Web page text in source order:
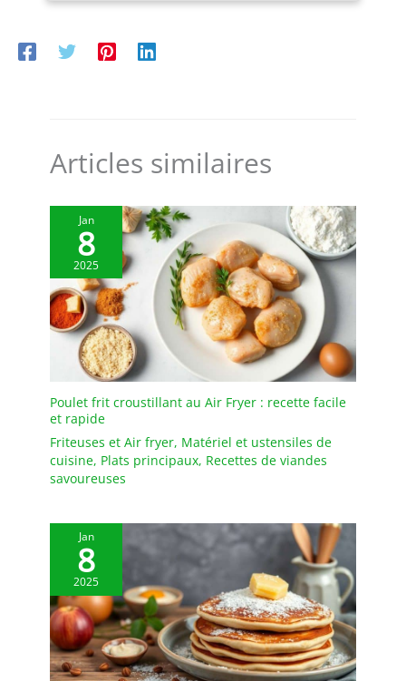
sans interruption." MAINTIEN AU FRAIS – PRÊT À SERVIR : La
dégustées après le brassage. UTILISATION SIMPLE POUR UN
PLAISIR SANS STRESS : Des commandes intuitives et
Articles similaires
Jan
8
2025
Poulet frit croustillant au Air Fryer : recette facile
et rapide
Friteuses et Air fryer, Matériel et ustensiles de
cuisine, Plats principaux, Recettes de viandes
savoureuses
Jan
8
2025